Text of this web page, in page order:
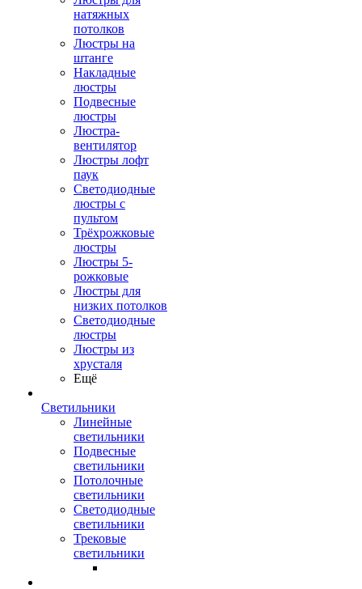
натяжных
потолков
Люстры на
штанге
Накладные
люстры
Подвесные
люстры
Люстра-
вентилятор
Люстры лофт
паук
Светодиодные
люстры с
пультом
Трёхрожковые
люстры
Люстры 5-
рожковые
Люстры для
низких потолков
Cветодиодные
люстры
Люстры из
хрусталя
Ещё
Светильники
Линейные
светильники
Подвесные
светильники
Потолочные
светильники
Светодиодные
светильники
Трековые
светильники